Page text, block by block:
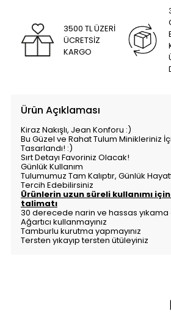
3500 TL ÜZERİ
ÜCRETSİZ
KARGO
Ürün Açıklaması
Kiraz Nakışlı, Jean Konforu :)
Bu Güzel ve Rahat Tulum Minikleriniz
Tasarlandı! :)
Sırt Detayı Favoriniz Olacak!
Günlük Kullanım
Tulumumuz Tam Kalıptır, Günlük
Tercih Edebilirsiniz
Ürünlerin uzun süreli kullanımı
talimatı
30 derecede narin ve hassas
Ağartıcı kullanmayınız
Tamburlu kurutma yapmayınız
Tersten yıkayıp tersten ütüleyiniz